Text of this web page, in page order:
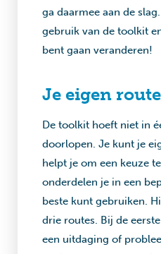
ga daarmee aan de
gebruik van de toolkit
bent gaan veranderen!
Je eigen route
De toolkit hoeft niet in
doorlopen. Je kunt je
helpt je om een keuze
onderdelen je in een
beste kunt gebruiken.
drie routes. Bij de
een uitdaging of